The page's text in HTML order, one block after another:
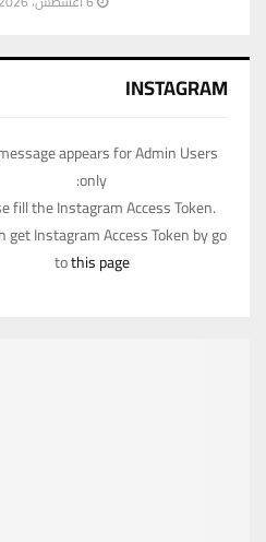
INSTAGRAM
appears for Admin Users
only:
fill the Instagram Access Token.
get Instagram Access Token by go
tothis page